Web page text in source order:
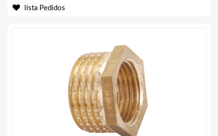
lista Pedidos